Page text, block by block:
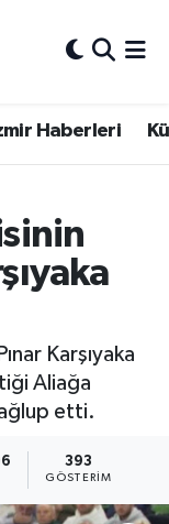
Haberleri
Karşıyaka
Aliağa
etti.
393
GÖSTERIM